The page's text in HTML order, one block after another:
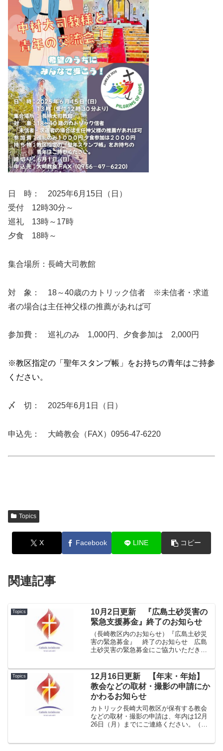
日 時： 2025年6月15日（日）
受付 12時30分～
巡礼 13時～17時
夕食 18時～
集合場所：長崎大司教館
対 象： 18～40歳のカトリック信者 ※未信者・求道
者の場合は主任神父様の推薦があれば可
参加費： 巡礼のみ 1,000円、夕食参加は 2,000円
※教区指定の「聖年スタンプ帳」をお持ちの青年はご持参
ください。
〆 切： 2025年6月1日（日）
申込先： 大崎教会（FAX）0956-47-6220
Topics
X Facebook LINE コピー
関連記事
Topics
10月2日更新 『広島土砂災害の
緊急支援募金』終了のお知らせ
（長崎教区内のお知らせ）『広島土砂災
害の緊急募金』 終了のお知らせ 広島
土砂災害の緊急募金にご協力いただき、
った方々に心から感謝申し上げます。
現在、災害から一カ月が過...
Topics
12月16日更新 【年末・年始】
教会などの取材・撮影の申請にか
かわるお知らせ
カトリック長崎大司教区が保有する教会
などの取材・撮影の申請は、年内は12月
26日（月）までにご連絡ください。（申